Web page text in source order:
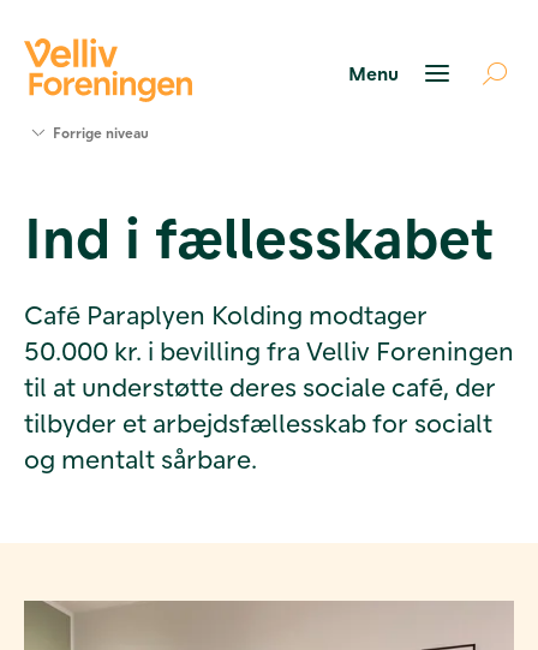
Værktøjer
og viden
Foreningen
Kontakt
os
Forrige niveau
Ind i fællesskabet
Café Paraplyen Kolding modtager
50.000 kr. i bevilling fra Velliv Foreningen
til at understøtte deres sociale café, der
tilbyder et arbejdsfællesskab for socialt
og mentalt sårbare.